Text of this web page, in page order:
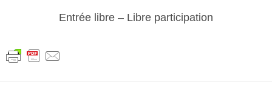
Entrée libre – Libre participation